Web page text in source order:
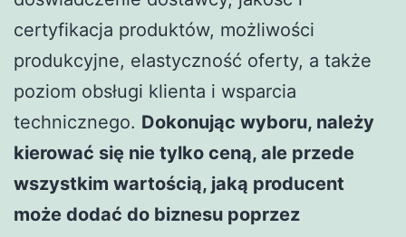
certyfikacja produktów, możliwości
produkcyjne, elastyczność oferty, a także
poziom obsługi klienta i wsparcia
technicznego. Dokonując wyboru, należy
kierować się nie tylko ceną, ale przede
wszystkim wartością, jaką producent
może dodać do biznesu poprzez